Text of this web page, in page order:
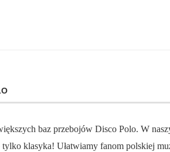
baz przebojów Disco Polo. W
tylko klasyka! Ułatwiamy fanom polskiej